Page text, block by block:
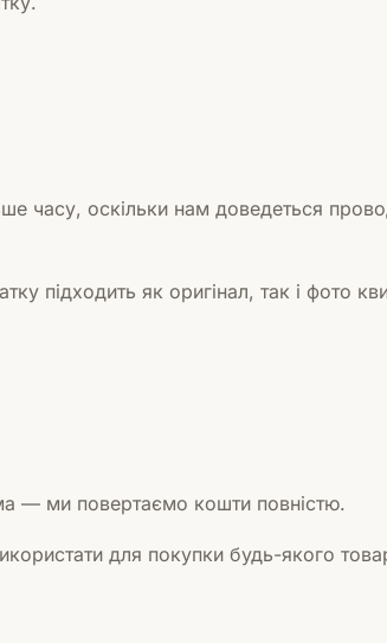
часу, оскільки нам доведеться
підходить як оригінал, так і фото
— ми повертаємо кошти повністю.
для покупки будь-якого